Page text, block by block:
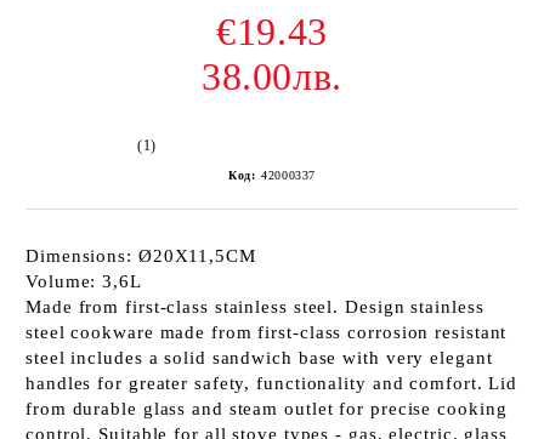
€19.43
38.00лв.
(1)
Код: 42000337
Dimensions: Ø20X11,5CM
Volume: 3,6L
Made from first-class stainless steel. Design stainless
steel cookware made from first-class corrosion resistant
steel includes a solid sandwich base with very elegant
handles for greater safety, functionality and comfort. Lid
from durable glass and steam outlet for precise cooking
control. Suitable for all stove types - gas, electric, glass